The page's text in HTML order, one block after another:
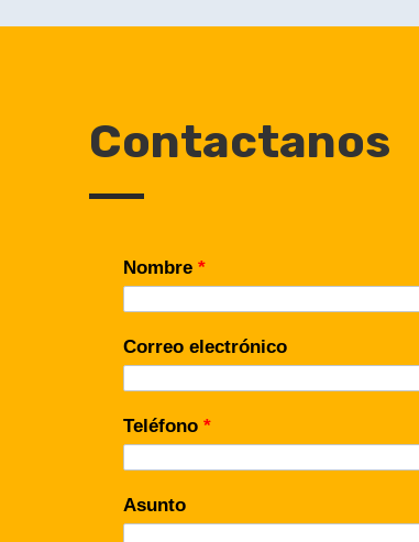
Contactanos
Nombre *
Correo electrónico
Teléfono *
Asunto